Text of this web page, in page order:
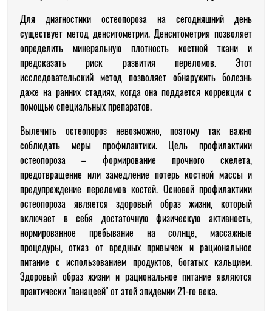
Для диагностики остеопороза на сегодняшний день
существует метод денситометрии. Денситометрия позволяет
определить минеральную плотность костной ткани и
предсказать риск развития переломов. Этот
исследовательский метод позволяет обнаружить болезнь
даже на ранних стадиях, когда она поддается коррекции с
помощью специальных препаратов.
Вылечить остеопороз невозможно, поэтому так важно
соблюдать меры профилактики. Цель профилактики
остеопороза – формирование прочного скелета,
предотвращение или замедление потерь костной массы и
предупреждение переломов костей. Основой профилактики
остеопороза является здоровый образ жизни, который
включает в себя достаточную физическую активность,
нормированное пребывание на солнце, массажные
процедуры, отказ от вредных привычек и рациональное
питание с использованием продуктов, богатых кальцием.
Здоровый образ жизни и рациональное питание являются
практически "панацеей" от этой эпидемии 21-го века.